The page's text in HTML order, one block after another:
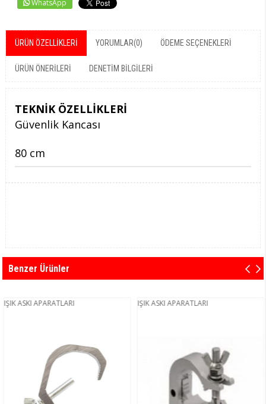
WhatsApp
ÜRÜN ÖZELLIKLERI YORUMLAR(0) ÖDEME SEÇENEKLERI
ÜRÜN ÖNERILERI DENETIM BILGILERI
TEKNİK ÖZELLİKLERİ
Güvenlik Kancası
80 cm
Benzer Ürünler
ASKI APARATLARI IŞIK ASKI APARATLARI